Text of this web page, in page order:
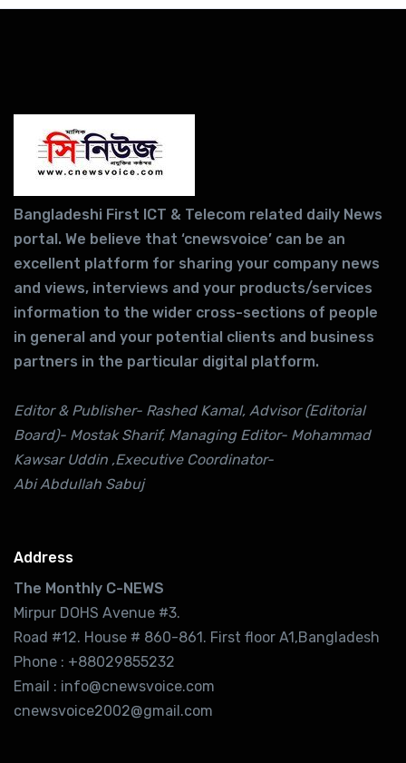
Bangladeshi First ICT & Telecom related daily News
portal. We believe that ‘cnewsvoice’ can be an
excellent platform for sharing your company news
and views, interviews and your products/services
information to the wider cross-sections of people
in general and your potential clients and business
partners in the particular digital platform.
Editor & Publisher- Rashed Kamal, Advisor (Editorial
Board)- Mostak Sharif, Managing Editor- Mohammad
Kawsar Uddin ,Executive Coordinator-
Abi Abdullah Sabuj
Address
The Monthly C-NEWS
Mirpur DOHS Avenue #3.
Road #12. House # 860-861. First floor A1,Bangladesh
Phone : +88029855232
Email : info@cnewsvoice.com
cnewsvoice2002@gmail.com